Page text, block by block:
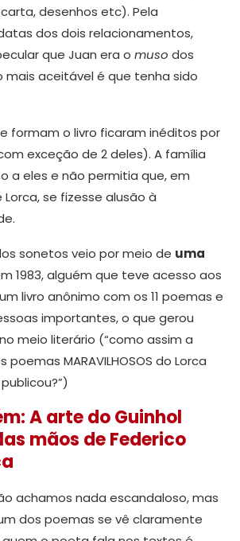
desenhos etc). Pela
dos dois relacionamentos,
que Juan era o muso dos
aceitável é que tenha sido
formam o livro ficaram inéditos por
exceção de 2 deles). A família
a eles e não permitia que, em
se fizesse alusão à
sonetos veio por meio de uma
1983, alguém que teve acesso aos
livro anônimo com os 11 poemas e
importantes, o que gerou
meio literário (“como assim a
MARAVILHOSOS do Lorca
A arte do Guinhol
mãos de Federico
achamos nada escandaloso, mas
dos poemas se vê claramente